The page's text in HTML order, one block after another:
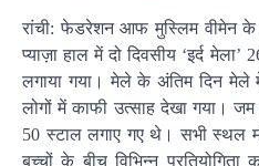
रांची: फेडरेशन आफ मुस्लिम वीमेन के
प्याज़ा हाल में दो दिवसीय ‘इर्द
लगाया गया। मेले के अंतिम दिन मेले
लोगों में काफी उत्साह देखा गया।
50 स्टाल लगाए गए थे। सभी स्थल
बच्चों के बीच विभिन्न